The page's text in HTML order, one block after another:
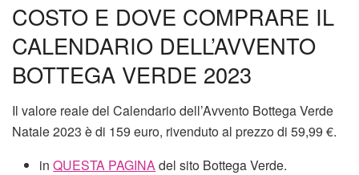
COSTO E DOVE COMPRARE IL
CALENDARIO DELL’AVVENTO
BOTTEGA VERDE 2023
Il valore reale del Calendario dell’Avvento Bottega Verde
Natale 2023 è di 159 euro, rivenduto al prezzo di 59,99 €.
inQUESTA PAGINAdel sito Bottega Verde.